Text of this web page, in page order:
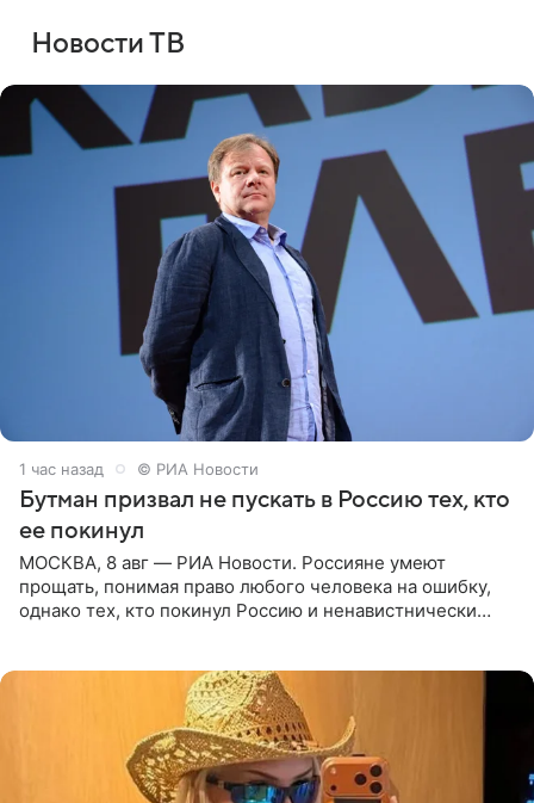
Новости ТВ
1 час назад © РИА Новости
Бутман призвал не пускать в Россию тех, кто
ее покинул
МОСКВА, 8 авг — РИА Новости. Россияне умеют
прощать, понимая право любого человека на ошибку,
однако тех, кто покинул Россию и ненавистнически